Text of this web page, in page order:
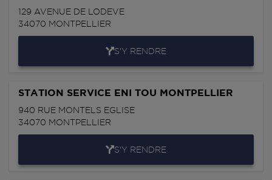
129 AVENUE DE LODEVE
34070 MONTPELLIER
S'Y RENDRE
STATION SERVICE ENI TOU MONTPELLIER
940 RUE MONTELS EGLISE
34070 MONTPELLIER
S'Y RENDRE